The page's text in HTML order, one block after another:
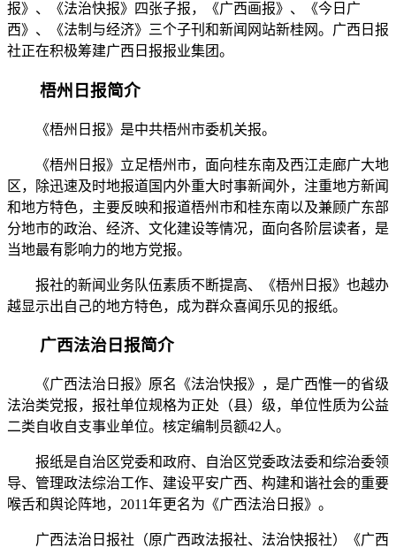
报》、《法治快报》四张子报，《广西画报》、《今日广
西》、《法制与经济》三个子刊和新闻网站新桂网。广西日报
社正在积极筹建广西日报报业集团。
梧州日报简介
《梧州日报》是中共梧州市委机关报。
《梧州日报》立足梧州市，面向桂东南及西江走廊广大地
区，除迅速及时地报道国内外重大时事新闻外，注重地方新闻
和地方特色，主要反映和报道梧州市和桂东南以及兼顾广东部
分地市的政治、经济、文化建设等情况，面向各阶层读者，是
当地最有影响力的地方党报。
报社的新闻业务队伍素质不断提高、《梧州日报》也越办
越显示出自己的地方特色，成为群众喜闻乐见的报纸。
广西法治日报简介
《广西法治日报》原名《法治快报》，是广西惟一的省级
法治类党报，报社单位规格为正处（县）级，单位性质为公益
二类自收自支事业单位。核定编制员额42人。
报纸是自治区党委和政府、自治区党委政法委和综治委领
导、管理政法综治工作、建设平安广西、构建和谐社会的重要
喉舌和舆论阵地，2011年更名为《广西法治日报》。
广西法治日报社（原广西政法报社、法治快报社）《广西